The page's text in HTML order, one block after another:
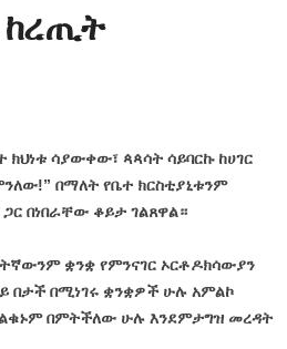
ከረጢት
ሳያውቀው፣ ጳጳሳት ሳይባርኩ ከሀገር
በማለት የቤተ ክርስቲያኒቱንም
በነበራቸው ቆይታ ገልጸዋል።
ቋንቋ የምንናገር ኦርቶዶክሳውያን
በታች በሚነገሩ ቋንቋዎች ሁሉ አምልኮ
በምትችለው ሁሉ እንደምታግዝ መረዳት